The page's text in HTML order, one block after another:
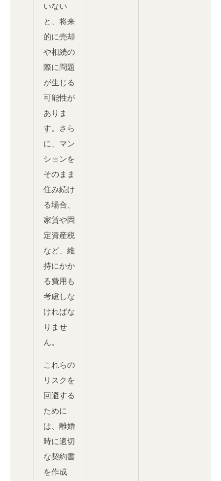
いない
と、将来
的に売却
や相続の
際に問題
が生じる
可能性が
ありま
す。さら
に、マン
ションを
そのまま
住み続け
る場合、
家賃や固
定資産税
など、維
持にかか
る費用も
考慮しな
ければな
りませ
ん。
これらの
リスクを
回避する
ために
は、離婚
時に適切
な契約書
を作成